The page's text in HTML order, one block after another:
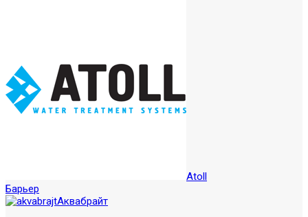
Atoll
Барьер
Аквабрайт